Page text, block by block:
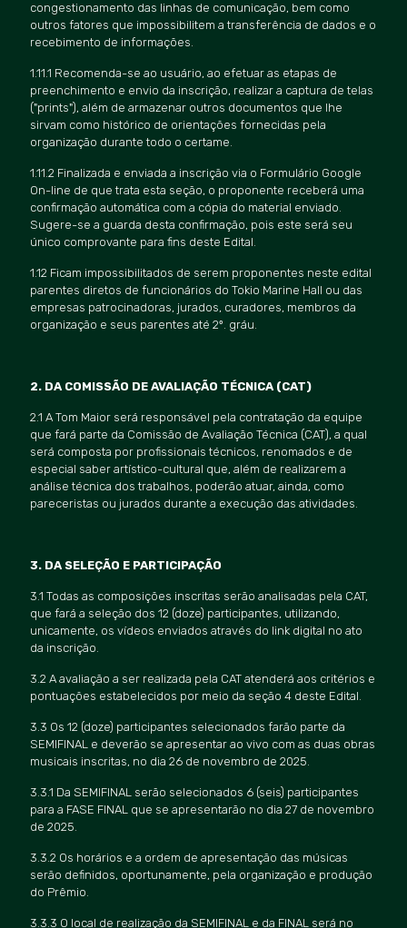
congestionamento das linhas de comunicação, bem como
outros fatores que impossibilitem a transferência de dados e o
recebimento de informações.
1.11.1 Recomenda-se ao usuário, ao efetuar as etapas de
preenchimento e envio da inscrição, realizar a captura de telas
("prints"), além de armazenar outros documentos que lhe
sirvam como histórico de orientações fornecidas pela
organização durante todo o certame.
1.11.2 Finalizada e enviada a inscrição via o Formulário Google
On-line de que trata esta seção, o proponente receberá uma
confirmação automática com a cópia do material enviado.
Sugere-se a guarda desta confirmação, pois este será seu
único comprovante para fins deste Edital.
1.12 Ficam impossibilitados de serem proponentes neste edital
parentes diretos de funcionários do Tokio Marine Hall ou das
empresas patrocinadoras, jurados, curadores, membros da
organização e seus parentes até 2º. gráu.
2. DA COMISSÃO DE AVALIAÇÃO TÉCNICA (CAT)
2.1 A Tom Maior será responsável pela contratação da equipe
que fará parte da Comissão de Avaliação Técnica (CAT), a qual
será composta por profissionais técnicos, renomados e de
especial saber artístico-cultural que, além de realizarem a
análise técnica dos trabalhos, poderão atuar, ainda, como
pareceristas ou jurados durante a execução das atividades.
3. DA SELEÇÃO E PARTICIPAÇÃO
3.1 Todas as composições inscritas serão analisadas pela CAT,
que fará a seleção dos 12 (doze) participantes, utilizando,
unicamente, os vídeos enviados através do link digital no ato
da inscrição.
3.2 A avaliação a ser realizada pela CAT atenderá aos critérios e
pontuações estabelecidos por meio da seção 4 deste Edital.
3.3 Os 12 (doze) participantes selecionados farão parte da
SEMIFINAL e deverão se apresentar ao vivo com as duas obras
musicais inscritas, no dia 26 de novembro de 2025.
3.3.1 Da SEMIFINAL serão selecionados 6 (seis) participantes
para a FASE FINAL que se apresentarão no dia 27 de novembro
de 2025.
3.3.2 Os horários e a ordem de apresentação das músicas
serão definidos, oportunamente, pela organização e produção
do Prêmio.
3.3.3 O local de realização da SEMIFINAL e da FINAL será no